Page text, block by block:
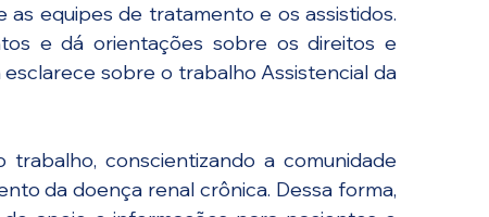
equipes de tratamento e os assistidos.
e dá orientações sobre os direitos e
sobre o trabalho Assistencial da
conscientizando a comunidade
da doença renal crônica. Dessa forma,